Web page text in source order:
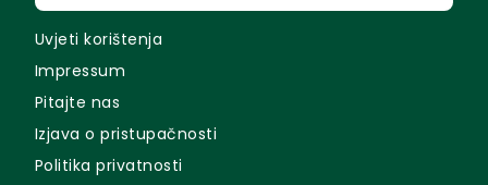
Uvjeti korištenja
Impressum
Pitajte nas
Izjava o pristupačnosti
Politika privatnosti